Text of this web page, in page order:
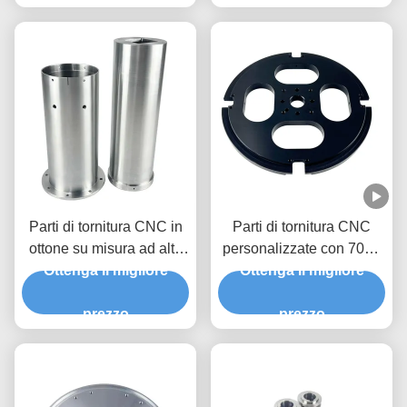
Parti di tornitura CNC in
ottone su misura ad alta
precisione con servizi
Ottenga il migliore
prezzo
Parti di tornitura CNC
personalizzate con 7075
T6 in alluminio e
mm per parti metalliche di
Ottenga il migliore
prezzo